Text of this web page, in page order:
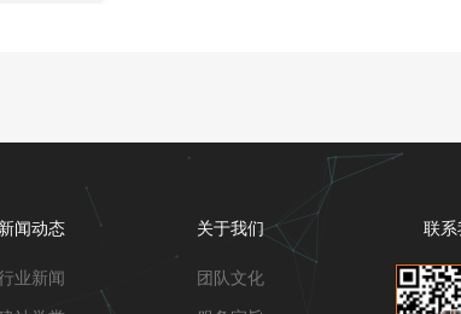
新闻动态
业新闻
关于我们
团队文化
联